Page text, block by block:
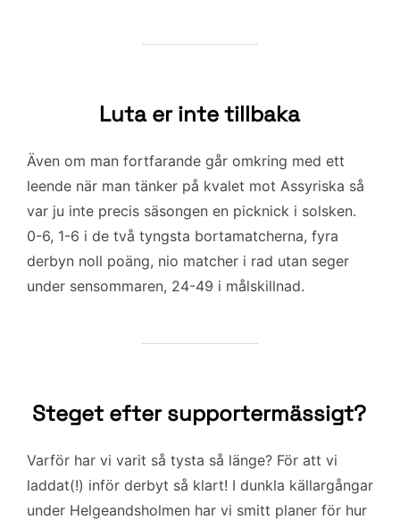
Luta er inte tillbaka
Även om man fortfarande går omkring med ett
leende när man tänker på kvalet mot Assyriska så
var ju inte precis säsongen en picknick i solsken.
0-6, 1-6 i de två tyngsta bortamatcherna, fyra
derbyn noll poäng, nio matcher i rad utan seger
under sensommaren, 24-49 i målskillnad.
Steget efter supportermässigt?
Varför har vi varit så tysta så länge? För att vi
laddat(!) inför derbyt så klart! I dunkla källargångar
under Helgeandsholmen har vi smitt planer för hur